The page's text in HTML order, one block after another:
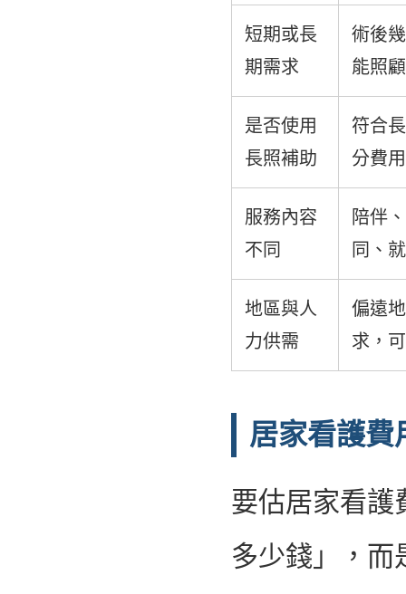
短期或長
期需求
術後
能照顧
是否使用
長照補助
符合
分費用
服務內容
不同
陪伴
同、
地區與人
力供需
偏遠
求，
居家看護費
要估居家看護
多少錢」，而